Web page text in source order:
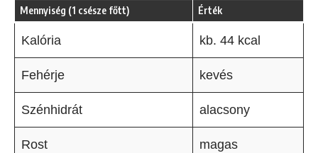
Mennyiség (1 csésze főtt) Érték
Kalória kb. 44 kcal
Fehérje kevés
Szénhidrát alacsony
Rost magas